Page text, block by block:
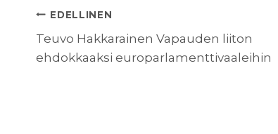
ARTIKKELIEN
SELAUS
EDELLINEN
Teuvo Hakkarainen Vapauden liiton
ehdokkaaksi europarlamenttivaaleihin